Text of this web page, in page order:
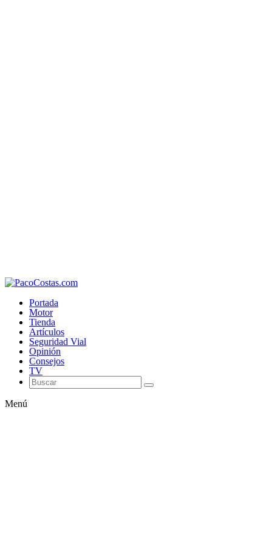
Portada
Motor
Tienda
Artículos
Seguridad Vial
Opinión
Consejos
TV
Menú